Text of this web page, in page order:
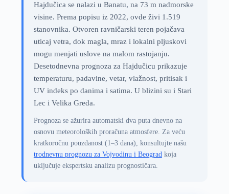
Hajdučica se nalazi u Banatu, na 73 m nadmorske
visine. Prema popisu iz 2022, ovde živi 1.519
stanovnika. Otvoren ravničarski teren pojačava
uticaj vetra, dok magla, mraz i lokalni pljuskovi
mogu menjati uslove na malom rastojanju.
Desetodnevna prognoza za Hajdučicu prikazuje
temperaturu, padavine, vetar, vlažnost, pritisak i
UV indeks po danima i satima. U blizini su i Stari
Lec i Velika Greda.
Prognoza se ažurira automatski dva puta dnevno na
osnovu meteoroloških proračuna atmosfere. Za veću
kratkoročnu pouzdanost (1–3 dana), konsultujte našu
trodnevnu prognozu za Vojvodinu i Beogradkoja
uključuje ekspertsku analizu prognostičara.